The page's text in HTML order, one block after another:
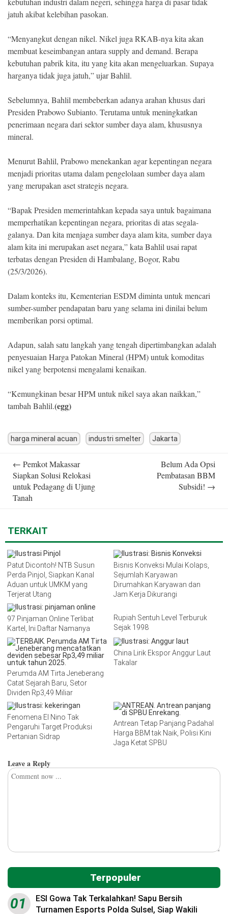
jatuh akibat kelebihan pasokan.
“Menyangkut dengan nikel. Nikel juga RKAB-nya kita akan
membuat keseimbangan antara supply and demand. Berapa
kebutuhan pabrik kita, itu yang kita akan mengeluarkan. Supaya
harganya tidak juga jatuh,” ujar Bahlil.
Sebelumnya, Bahlil membeberkan adanya arahan khusus dari
Presiden Prabowo Subianto. Terutama untuk meningkatkan
penerimaan negara dari sektor sumber daya alam, khususnya
mineral.
Menurut Bahlil, Prabowo menekankan agar kepentingan negara
menjadi prioritas utama dalam pengelolaan sumber daya alam
yang merupakan aset strategis negara.
“Bapak Presiden memerintahkan kepada saya untuk bagaimana
memperhatikan kepentingan negara, prioritas di atas segala-
galanya. Dan kita menjaga sumber daya alam kita, sumber daya
alam kita ini merupakan aset negara,” kata Bahlil usai rapat
terbatas dengan Presiden di Hambalang, Bogor, Rabu
(25/3/2026).
Dalam konteks itu, Kementerian ESDM diminta untuk mencari
sumber-sumber pendapatan baru yang selama ini dinilai belum
memberikan porsi optimal.
Adapun, salah satu langkah yang tengah dipertimbangkan adalah
penyesuaian Harga Patokan Mineral (HPM) untuk komoditas
nikel yang berpotensi mengalami kenaikan.
“Kemungkinan besar HPM untuk nikel saya akan naikkan,”
tambah Bahlil.(egg)
harga mineral acuan industri smelter Jakarta
navigation
← Pemkot Makassar
Siapkan Solusi Relokasi
untuk Pedagang di Ujung
Tanah
Belum Ada Opsi
Pembatasan BBM
Subsidi! →
TERKAIT
Patut Dicontoh! NTB Susun
Perda Pinjol, Siapkan Kanal
Aduan untuk UMKM yang
Terjerat Utang
Bisnis Konveksi Mulai Kolaps,
Sejumlah Karyawan
Dirumahkan Karyawan dan
Jam Kerja Dikurangi
97 Pinjaman Online Terlibat
Kartel, Ini Daftar Namanya
Rupiah Sentuh Level Terburuk
Sejak 1998
Perumda AM Tirta Jeneberang
Catat Sejarah Baru, Setor
Dividen Rp3,49 Miliar
China Lirik Ekspor Anggur Laut
Takalar
Fenomena El Nino Tak
Pengaruhi Target Produksi
Pertanian Sidrap
Antrean Tetap Panjang Padahal
Harga BBM tak Naik, Polisi Kini
Jaga Ketat SPBU
Leave a Reply
Terpopuler
01
ESI Gowa Tak Terkalahkan! Sapu Bersih
Turnamen Esports Polda Sulsel, Siap Wakili